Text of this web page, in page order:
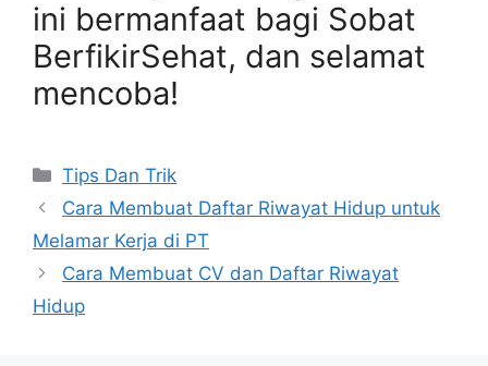
ini bermanfaat bagi Sobat
BerfikirSehat, dan selamat
mencoba!
Categories
Tips Dan Trik
Cara Membuat Daftar Riwayat Hidup untuk
Melamar Kerja di PT
Cara Membuat CV dan Daftar Riwayat
Hidup